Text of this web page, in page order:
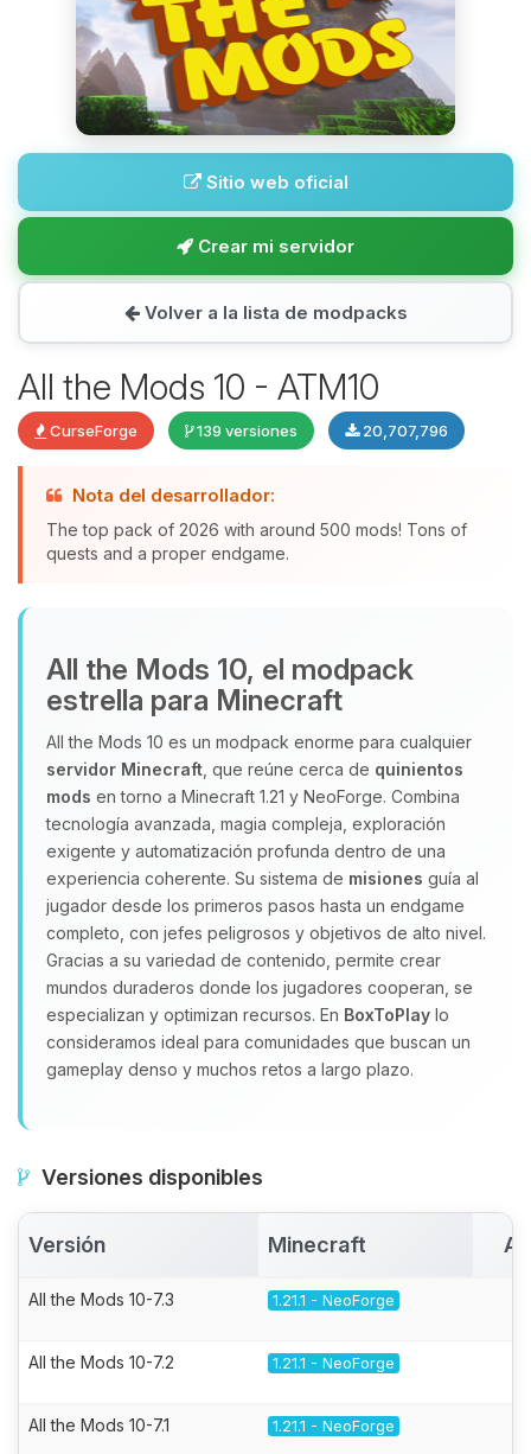
Sitio web oficial
Crear mi servidor
Volver a la lista de modpacks
All the Mods 10 - ATM10
CurseForge 139 versiones 20,707,796
Nota del desarrollador:
The top pack of 2026 with around 500 mods! Tons of
quests and a proper endgame.
All the Mods 10, el modpack
estrella para Minecraft
All the Mods 10 es un modpack enorme para cualquier
servidor Minecraft , que reúne cerca de quinientos
mods en torno a Minecraft 1.21 y NeoForge. Combina
tecnología avanzada, magia compleja, exploración
exigente y automatización profunda dentro de una
experiencia coherente. Su sistema de misiones guía al
jugador desde los primeros pasos hasta un endgame
completo, con jefes peligrosos y objetivos de alto nivel.
Gracias a su variedad de contenido, permite crear
mundos duraderos donde los jugadores cooperan, se
especializan y optimizan recursos. En BoxToPlay lo
consideramos ideal para comunidades que buscan un
gameplay denso y muchos retos a largo plazo.
Versiones disponibles
Versión Minecraft
All the Mods 10-7.3 1.21.1 - NeoForge
All the Mods 10-7.2 1.21.1 - NeoForge
All the Mods 10-7.1 1.21.1 - NeoForge
hablar! Soy Choupy, tu pequeno
asistente de BoxToPlay. Cuentame
pequenos circuitos para ayudarte.
08/08/2026 18:33